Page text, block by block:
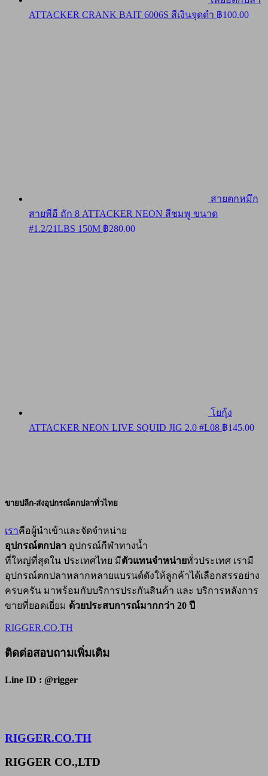
ATTACKER CRANK BAIT 6006S สีเงินจุดดำ ฿100.00
สายตกหมึก
สายพีอี ถัก 8 ATTACKER NEON สีชมพู ขนาด
#1.2/21LBS 150M ฿280.00
โยกุ้ง
ATTACKER NEON LIVE SQUID JIG 2.0 #L08 ฿145.00
ขายปลีก-ส่งอุปกรณ์ตกปลาทั่วไทย
เราคือผู้นำเข้าและจัดจำหน่าย
อุปกรณ์ตกปลา อุปกรณ์กีฬาทางน้ำ
ที่ใหญ่ที่สุดใน ประเทศไทย มีตัวแทนจำหน่ายทั่วประเทศ เรามี
อุปกรณ์ตกปลาหลากหลายแบรนด์ดังให้ลูกค้าได้เลือกสรรอย่าง
ครบครัน มาพร้อมกับบริการประกันสินค้า และ บริการหลังการ
ขายที่ยอดเยี่ยม ด้วยประสบการณ์มากกว่า 20 ปี
RIGGER.CO.TH
ติดต่อสอบถามเพิ่มเติม
Line ID : @rigger
RIGGER.CO.TH
RIGGER CO.,LTD